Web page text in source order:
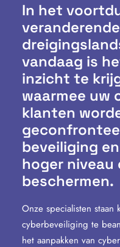
In het
veranderende
vandaag is
inzicht te
waarmee uw
klanten
beveiliging
hoger
beschermen.
Onze specialisten staan
cyberbeveiliging te
het aanpakken van